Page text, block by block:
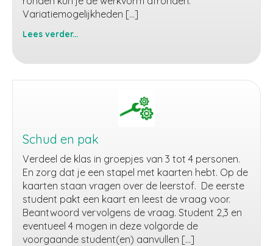
Variatiemogelijkheden […]
Lees verder...
Schud en pak
Verdeel de klas in groepjes van 3 tot 4 personen.
En zorg dat je een stapel met kaarten hebt. Op de
kaarten staan vragen over de leerstof. De eerste
student pakt een kaart en leest de vraag voor.
Beantwoord vervolgens de vraag. Student 2,3 en
eventueel 4 mogen in deze volgorde de
voorgaande student(en) aanvullen […]